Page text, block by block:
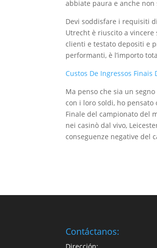
abbiate paura e anche non
Devi soddisfare i requisiti
Utrecht è riuscito a
clienti e testato depositi e
performanti, è l’importo
Custos De Ingressos Finais
Ma penso che sia un
con i loro soldi, ho
Finale del campionato del
nei casinò dal vivo,
conseguenze negative del
Contáctanos:
Dirección: